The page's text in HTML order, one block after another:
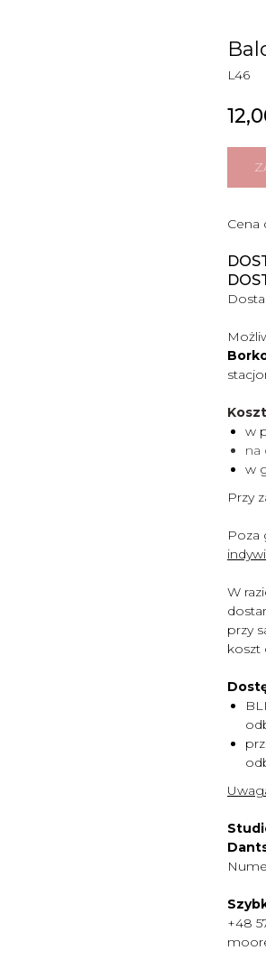
L46
Cena
w
na
w
Przy
Poza
W
przy
koszt
+48